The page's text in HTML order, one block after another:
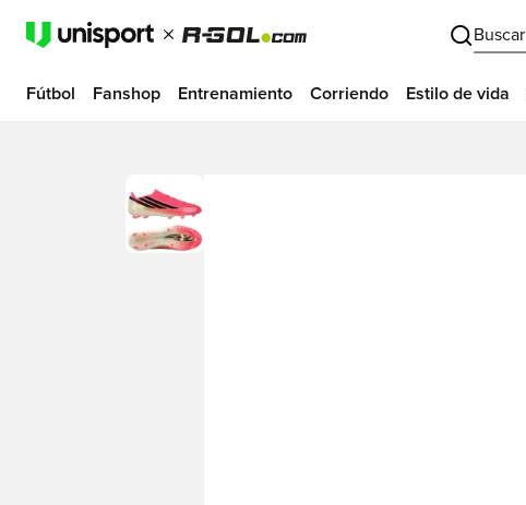
Buscar
Fútbol Fanshop Entrenamiento Corriendo Estilo de vida